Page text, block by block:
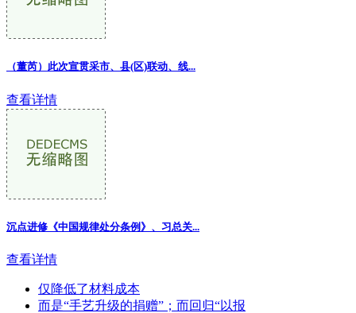
（董芮）此次宣贯采市、县(区)联动、线...
查看详情
沉点进修《中国规律处分条例》、习总关...
查看详情
仅降低了材料成本
而是“手艺升级的捐赠”；而回归“以报